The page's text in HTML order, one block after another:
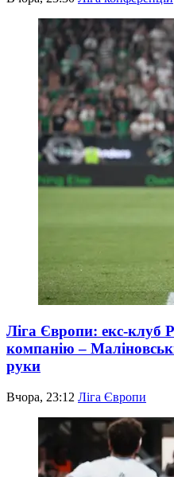
Ліга Європи: екс-клуб
компанію –
руки
Вчора, 23:12 Ліга Європи